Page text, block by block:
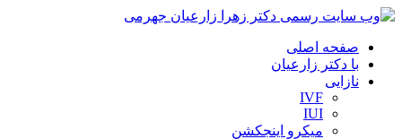
صفحه اصلی
با دکتر زارعیان
نازایی
IVF
IUI
میکرو اینجکشن